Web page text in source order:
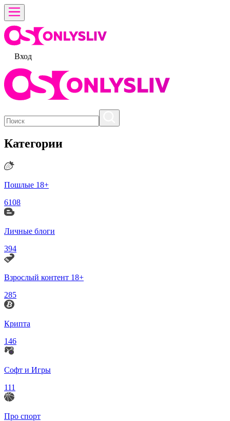
Вход
Категории
Пошлые 18+
6108
Личные блоги
394
Взрослый контент 18+
285
Крипта
146
Софт и Игры
111
Про спорт